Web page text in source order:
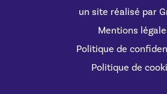
un site réalisé par
Mentions
Politique de
Politique de